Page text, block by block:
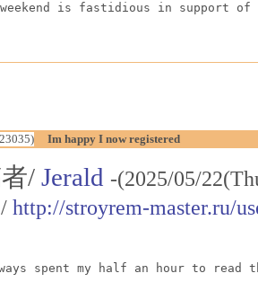
is fastidious in support of
Im happy I now registered
/ Jerald -(2025/05/
http://stroyrem-master.ru/
spent my half an hour to